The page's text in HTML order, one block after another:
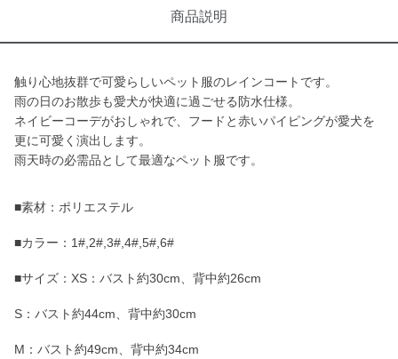
商品説明
触り心地抜群で可愛らしいペット服のレインコートです。
雨の日のお散歩も愛犬が快適に過ごせる防水仕様。
ネイビーコーデがおしゃれで、フードと赤いパイピングが愛犬を
更に可愛く演出します。
雨天時の必需品として最適なペット服です。
■素材：ポリエステル
■カラー：1#,2#,3#,4#,5#,6#
■サイズ：XS：バスト約30cm、背中約26cm
S：バスト約44cm、背中約30cm
M：バスト約49cm、背中約34cm